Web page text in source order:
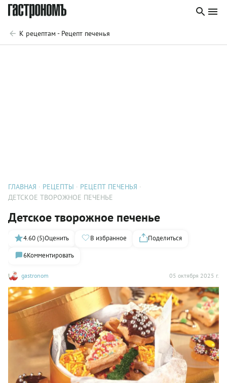
К рецептам - Рецепт печенья
ГЛАВНАЯ РЕЦЕПТЫ
РЕЦЕПТ ПЕЧЕНЬЯ
ДЕТСКОЕ ТВОРОЖНОЕ ПЕЧЕНЬЕ
Детское творожное печенье
gastronom 05 октября 2025 г.
4.60 (5)Оценить В избранное
Поделиться
6Комментировать